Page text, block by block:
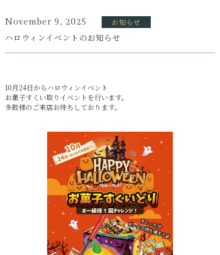
November 9, 2025 お知らせ
ハロウィンイベントのお知らせ
10月24日からハロウィンイベント
お菓子すくい取りイベントを行います。
多数様のご来店お待ちしております。